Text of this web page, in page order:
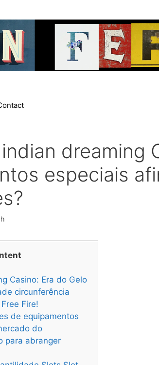
dreaming
especiais
Casino: Era do Gelo
circunferência
Fire!
de equipamentos
do
para abranger